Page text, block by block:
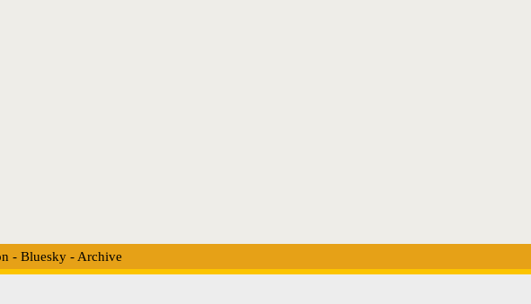
- Bluesky- Archive